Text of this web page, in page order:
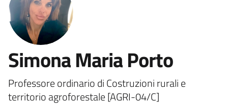
Simona Maria Porto
Professore ordinario di Costruzioni rurali e
territorio agroforestale [AGRI-04/C]